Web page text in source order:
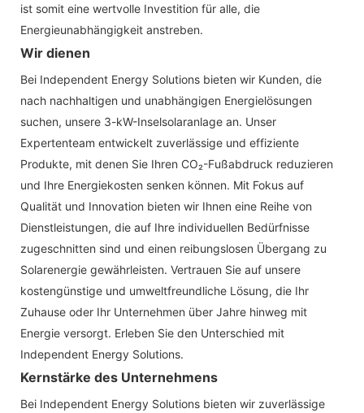
ist somit eine wertvolle Investition für alle, die
Energieunabhängigkeit anstreben.
Wir dienen
Bei Independent Energy Solutions bieten wir Kunden, die
nach nachhaltigen und unabhängigen Energielösungen
suchen, unsere 3-kW-Inselsolaranlage an. Unser
Expertenteam entwickelt zuverlässige und effiziente
Produkte, mit denen Sie Ihren CO₂-Fußabdruck reduzieren
und Ihre Energiekosten senken können. Mit Fokus auf
Qualität und Innovation bieten wir Ihnen eine Reihe von
Dienstleistungen, die auf Ihre individuellen Bedürfnisse
zugeschnitten sind und einen reibungslosen Übergang zu
Solarenergie gewährleisten. Vertrauen Sie auf unsere
kostengünstige und umweltfreundliche Lösung, die Ihr
Zuhause oder Ihr Unternehmen über Jahre hinweg mit
Energie versorgt. Erleben Sie den Unterschied mit
Independent Energy Solutions.
Kernstärke des Unternehmens
Bei Independent Energy Solutions bieten wir zuverlässige